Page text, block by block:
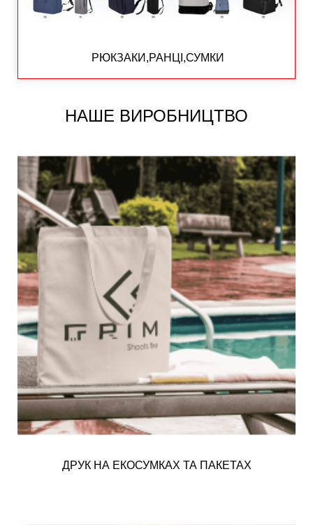
РЮКЗАКИ,РАНЦІ,СУМКИ
НАШЕ ВИРОБНИЦТВО
ДРУК НА ЕКОСУМКАХ ТА ПАКЕТАХ